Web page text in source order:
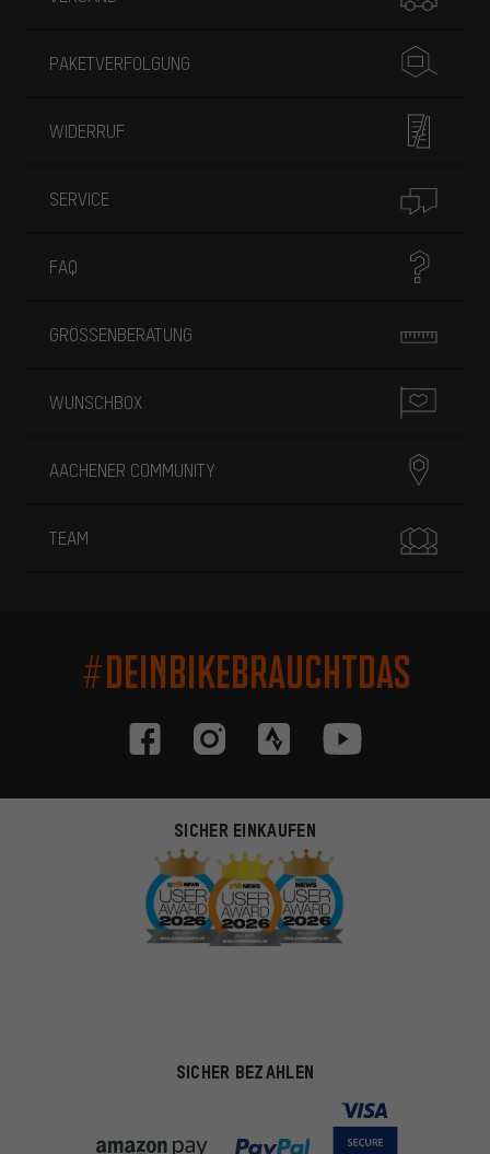
PAKETVERFOLGUNG
WIDERRUF
SERVICE
FAQ
GRÖSSENBERATUNG
WUNSCHBOX
AACHENER COMMUNITY
TEAM
#DEINBIKEBRAUCHTDAS
SICHER EINKAUFEN
SICHER BEZAHLEN